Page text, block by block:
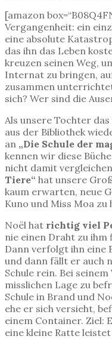
[amazon
Vergangenheit: ein
eine absolute
das ihn das Leben
kreuzen seinen Weg,
Internat zu bringen,
zusammen
sich? Wer sind die
Als unsere Tochter
aus der Bibliothek
an „Die Schule der
kennen wir diese
nicht damit
Tiere“ hat unsere
kaum erwarten, neue
Kuno und Miss Moa
Noël hat richtig viel
nie einen Draht zu ihm
Dann verfolgt ihn eine
und dann fällt er auch
Schule rein. Bei
misslichen Lage zu
Schule in Brand und
ehe er sich versieht,
einem Container. Ziel:
eine kleine Ratte